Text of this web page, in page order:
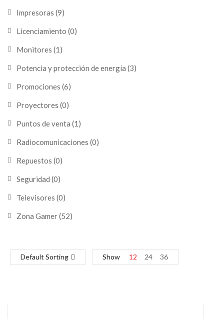
Impresoras (9)
Licenciamiento (0)
Monitores (1)
Potencia y protección de energía (3)
Promociones (6)
Proyectores (0)
Puntos de venta (1)
Radiocomunicaciones (0)
Repuestos (0)
Seguridad (0)
Televisores (0)
Zona Gamer(52)
Default Sorting Show 12 24 36